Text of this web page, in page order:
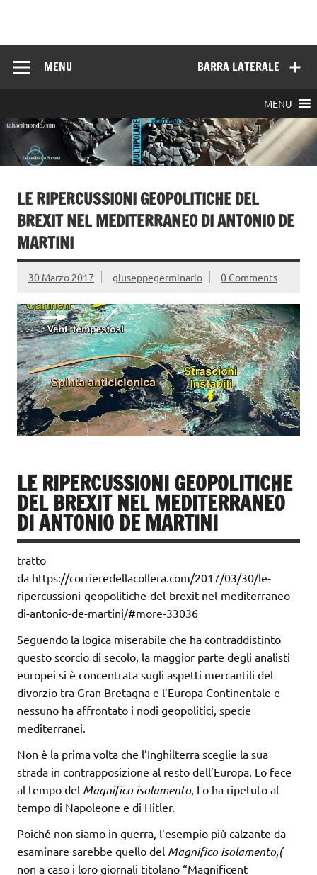
BARRA LATERALE
MENU
MENU
LE RIPERCUSSIONI GEOPOLITICHE DEL
BREXIT NEL MEDITERRANEO DI ANTONIO DE
MARTINI
30 Marzo 2017 giuseppegerminario 0 Comments
LE RIPERCUSSIONI GEOPOLITICHE
DEL BREXIT NEL MEDITERRANEO
DI ANTONIO DE MARTINI
tratto
da https://corrieredellacollera.com/2017/03/30/le-
ripercussioni-geopolitiche-del-brexit-nel-mediterraneo-
di-antonio-de-martini/#more-33036
Seguendo la logica miserabile che ha contraddistinto
questo scorcio di secolo, la maggior parte degli analisti
europei si è concentrata sugli aspetti mercantili del
divorzio tra Gran Bretagna e l’Europa Continentale e
nessuno ha affrontato i nodi geopolitici, specie
mediterranei.
Non è la prima volta che l’Inghilterra sceglie la sua
strada in contrapposizione al resto dell’Europa. Lo fece
al tempo del Magnifico isolamento, Lo ha ripetuto al
tempo di Napoleone e di Hitler.
Poiché non siamo in guerra, l’esempio più calzante da
esaminare sarebbe quello del Magnifico isolamento,(
non a caso i loro giornali titolano “Magnificent